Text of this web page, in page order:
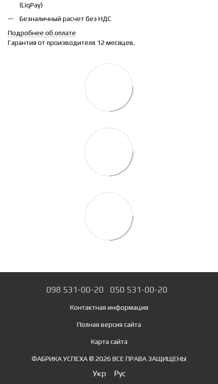
(LiqPay)
Безналичный расчет без НДС
Подробнее об оплате
Гарантия от производителя 12 месяцев.
098 531-00-20 050 531-00-20
Контактная информация
Полная версия сайта
Карта сайта
ФАБРИКА УСПЕХА © 2026 ВСЕ ПРАВА ЗАЩИЩЕНЫ
Укр Рус